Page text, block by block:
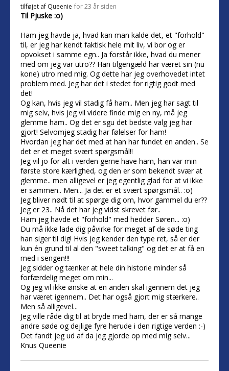
tilføjet af Queenie for 23 år siden
Til Pjuske :o)
Ham jeg havde ja, hvad kan man kalde det, et "forhold"
til, er jeg har kendt faktisk hele mit liv, vi bor og er
opvokset i samme egn.. Ja forstår ikke, hvad du mener
med om jeg var utro?? Han tilgengæld har været sin (nu
kone) utro med mig. Og dette har jeg overhovedet intet
problem med. Jeg har det i stedet for rigtig godt med
det!
Og kan, hvis jeg vil stadig få ham.. Men jeg har sagt til
mig selv, hvis jeg vil videre finde mig en ny, må jeg
glemme ham.. Og det er sgu det bedste valg jeg har
gjort! Selvomjeg stadig har følelser for ham!
Hvordan jeg har det med at han har fundet en anden.. Se
det er et meget svært spørgsmål!!
Jeg vil jo for alt i verden gerne have ham, han var min
første store kærlighed, og den er som bekendt svær at
glemme.. men alligevel er jeg egentlig glad for at vi ikke
er sammen.. Men... Ja det er et svært spørgsmål.. :o)
Jeg bliver nødt til at spørge dig om, hvor gammel du er??
Jeg er 23.. Nå det har jeg vidst skrevet før..
Ham jeg havde et "forhold" med hedder Søren... :o)
Du må ikke lade dig påvirke for meget af de søde ting
han siger til dig! Hvis jeg kender den type ret, så er der
kun én grund til al den "sweet talking" og det er at få en
med i sengen!!!
Jeg sidder og tænker at hele din historie minder så
forfærdelig meget om min...
Og jeg vil ikke ønske at en anden skal igennem det jeg
har været igennem.. Det har også gjort mig stærkere..
Men så alligevel...
Jeg ville råde dig til at bryde med ham, der er så mange
andre søde og dejlige fyre herude i den rigtige verden :-)
Det fandt jeg ud af da jeg gjorde op med mig selv...
Knus Queenie